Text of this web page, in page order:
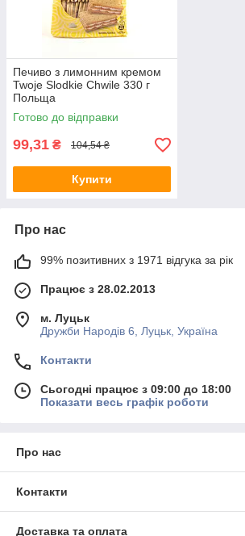
Печиво з лимонним кремом
Twoje Slodkie Chwile 330 г
Польща
Готово до відправки
99,31 ₴ 104,54 ₴
Купити
Про нас
99% позитивних з 1971 відгука за рік
Працює з 28.02.2013
м. Луцьк
Дружби Народів 6, Луцьк, Україна
Контакти
Сьогодні працює з 09:00 до 18:00
Показати весь графік роботи
Про нас
Контакти
Доставка та оплата